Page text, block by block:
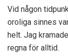
Vid någon
oroliga sinnes
helt. Jag
regna för alltid.